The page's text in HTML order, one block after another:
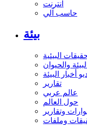
انترنت
حاسب آلي
بيئة
البيئية
والحيوان
أخبار البيئة
تقارير
عالم عربي
حول العالم
وتقارير
وملفات